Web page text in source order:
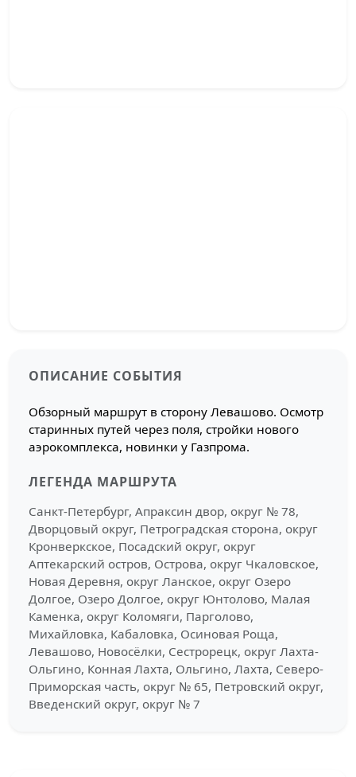
ОПИСАНИЕ СОБЫТИЯ
Обзорный маршрут в сторону Левашово. Осмотр
старинных путей через поля, стройки нового
аэрокомплекса, новинки у Газпрома.
ЛЕГЕНДА МАРШРУТА
Санкт-Петербург, Апраксин двор, округ № 78,
Дворцовый округ, Петроградская сторона, округ
Кронверкское, Посадский округ, округ
Аптекарский остров, Острова, округ Чкаловское,
Новая Деревня, округ Ланское, округ Озеро
Долгое, Озеро Долгое, округ Юнтолово, Малая
Каменка, округ Коломяги, Парголово,
Михайловка, Кабаловка, Осиновая Роща,
Левашово, Новосёлки, Сестрорецк, округ Лахта-
Ольгино, Конная Лахта, Ольгино, Лахта, Северо-
Приморская часть, округ № 65, Петровский округ,
Введенский округ, округ № 7